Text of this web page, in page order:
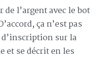
de l’argent avec le bot
ça n’est pas
sur la
et se décrit en les